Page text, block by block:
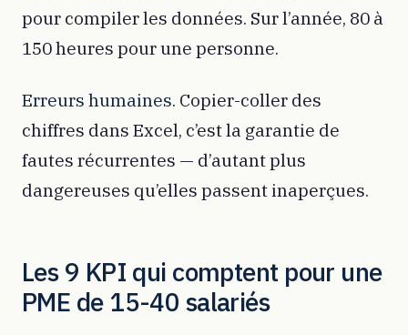
pour compiler les données. Sur l’année, 80 à
150 heures pour une personne.
Erreurs humaines. Copier-coller des
chiffres dans Excel, c’est la garantie de
fautes récurrentes — d’autant plus
dangereuses qu’elles passent inaperçues.
Les 9 KPI qui comptent pour une
PME de 15-40 salariés